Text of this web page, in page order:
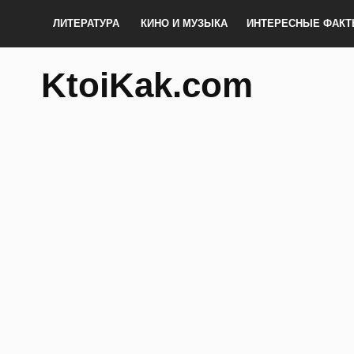
ЛИТЕРАТУРА КИНО И МУЗЫКА ИНТЕРЕСНЫЕ
KtoiKak.com